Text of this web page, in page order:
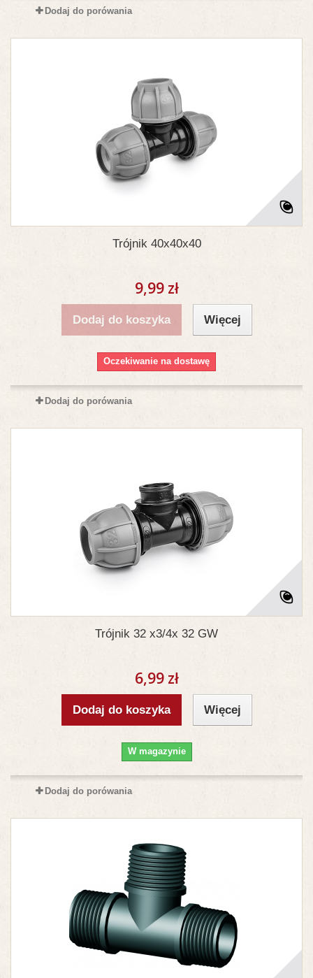
Dodaj do porówania
Trójnik 40x40x40
9,99 zł
Dodaj do koszyka Więcej
Oczekiwanie na dostawę
Dodaj do porówania
Trójnik 32 x3/4x 32 GW
6,99 zł
Dodaj do koszyka Więcej
W magazynie
Dodaj do porówania